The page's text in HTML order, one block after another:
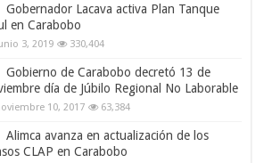
Gobernador Lacava activa Plan Tanque
en Carabobo
3, 2019 330,404
Gobierno de Carabobo decretó 13 de
día de Júbilo Regional No Laborable
10, 2017 63,384
Alimca avanza en actualización de los
CLAP en Carabobo